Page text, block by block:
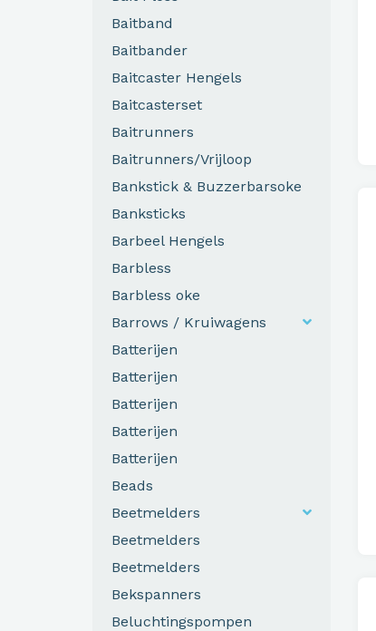
Baitband
Baitbander
Baitcaster Hengels
Baitcasterset
Baitrunners
Baitrunners/Vrijloop
Bankstick & Buzzerbarsoke
Banksticks
Barbeel Hengels
Barbless
Barbless oke
Barrows / Kruiwagens
Batterijen
Batterijen
Batterijen
Batterijen
Batterijen
Beads
Beetmelders
Beetmelders
Beetmelders
Bekspanners
Beluchtingspompen